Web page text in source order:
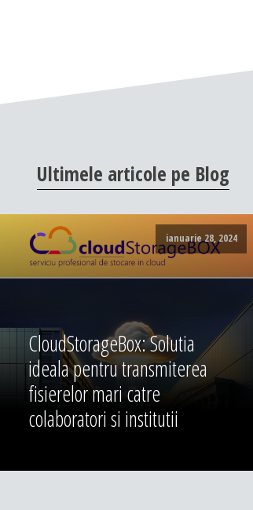
Ultimele articole pe Blog
ianuarie 28, 2024
CloudStorageBox: Solutia
ideala pentru transmiterea
fisierelor mari catre
colaboratori si institutii